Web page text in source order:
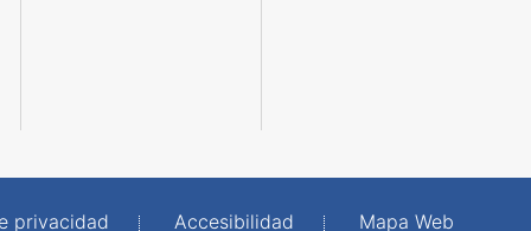
privacidad Accesibilidad Mapa Web